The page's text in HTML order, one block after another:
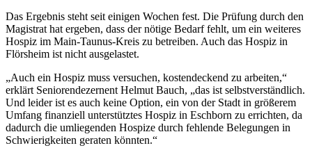
Das Ergebnis steht seit einigen Wochen fest. Die Prüfung durch den
Magistrat hat ergeben, dass der nötige Bedarf fehlt, um ein weiteres
Hospiz im Main-Taunus-Kreis zu betreiben. Auch das Hospiz in
Flörsheim ist nicht ausgelastet.
„Auch ein Hospiz muss versuchen, kostendeckend zu arbeiten,“
erklärt Seniorendezernent Helmut Bauch, „das ist selbstverständlich.
Und leider ist es auch keine Option, ein von der Stadt in größerem
Umfang finanziell unterstütztes Hospiz in Eschborn zu errichten, da
dadurch die umliegenden Hospize durch fehlende Belegungen in
Schwierigkeiten geraten könnten.“